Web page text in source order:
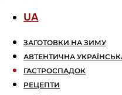
UA
ЗАГОТОВКИ НА ЗИМУ
АВТЕНТИЧНА
ГАСТРОСПАДОК
РЕЦЕПТИ